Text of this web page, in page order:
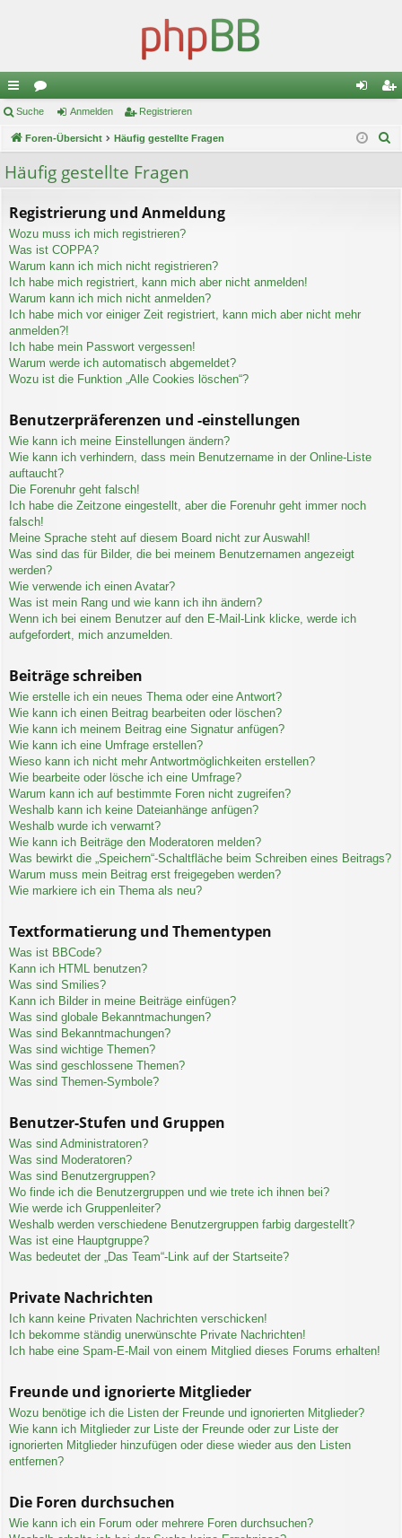
ch
ne
llz
riff
or
en m ist
Suche Anmelden Registrieren
Foren-Übersicht Häufig gestellte Fragen
Häufig gestellte Fragen
Registrierung und Anmeldung
Wozu muss ich mich registrieren?
Was ist COPPA?
Warum kann ich mich nicht registrieren?
Ich habe mich registriert, kann mich aber nicht anmelden!
Warum kann ich mich nicht anmelden?
Ich habe mich vor einiger Zeit registriert, kann mich aber nicht mehr
anmelden?!
Ich habe mein Passwort vergessen!
Warum werde ich automatisch abgemeldet?
Wozu ist die Funktion „Alle Cookies löschen“?
Benutzerpräferenzen und -einstellungen
Wie kann ich meine Einstellungen ändern?
Wie kann ich verhindern, dass mein Benutzername in der Online-Liste
auftaucht?
Die Forenuhr geht falsch!
Ich habe die Zeitzone eingestellt, aber die Forenuhr geht immer noch
falsch!
Meine Sprache steht auf diesem Board nicht zur Auswahl!
Was sind das für Bilder, die bei meinem Benutzernamen angezeigt
werden?
Wie verwende ich einen Avatar?
Was ist mein Rang und wie kann ich ihn ändern?
Wenn ich bei einem Benutzer auf den E-Mail-Link klicke, werde ich
aufgefordert, mich anzumelden.
Beiträge schreiben
Wie erstelle ich ein neues Thema oder eine Antwort?
Wie kann ich einen Beitrag bearbeiten oder löschen?
Wie kann ich meinem Beitrag eine Signatur anfügen?
Wie kann ich eine Umfrage erstellen?
Wieso kann ich nicht mehr Antwortmöglichkeiten erstellen?
Wie bearbeite oder lösche ich eine Umfrage?
Warum kann ich auf bestimmte Foren nicht zugreifen?
Weshalb kann ich keine Dateianhänge anfügen?
Weshalb wurde ich verwarnt?
Wie kann ich Beiträge den Moderatoren melden?
Was bewirkt die „Speichern“-Schaltfläche beim Schreiben eines Beitrags?
Warum muss mein Beitrag erst freigegeben werden?
Wie markiere ich ein Thema als neu?
Textformatierung und Thementypen
Was ist BBCode?
Kann ich HTML benutzen?
Was sind Smilies?
Kann ich Bilder in meine Beiträge einfügen?
Was sind globale Bekanntmachungen?
Was sind Bekanntmachungen?
Was sind wichtige Themen?
Was sind geschlossene Themen?
Was sind Themen-Symbole?
Benutzer-Stufen und Gruppen
Was sind Administratoren?
Was sind Moderatoren?
Was sind Benutzergruppen?
Wo finde ich die Benutzergruppen und wie trete ich ihnen bei?
Wie werde ich Gruppenleiter?
Weshalb werden verschiedene Benutzergruppen farbig dargestellt?
Was ist eine Hauptgruppe?
Was bedeutet der „Das Team“-Link auf der Startseite?
Private Nachrichten
Ich kann keine Privaten Nachrichten verschicken!
Ich bekomme ständig unerwünschte Private Nachrichten!
Ich habe eine Spam-E-Mail von einem Mitglied dieses Forums erhalten!
Freunde und ignorierte Mitglieder
Wozu benötige ich die Listen der Freunde und ignorierten Mitglieder?
Wie kann ich Mitglieder zur Liste der Freunde oder zur Liste der
ignorierten Mitglieder hinzufügen oder diese wieder aus den Listen
entfernen?
Die Foren durchsuchen
Wie kann ich ein Forum oder mehrere Foren durchsuchen?